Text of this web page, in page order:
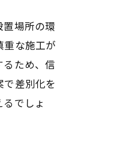
場所の環
重な施工が
ため、信
差別化を
でしょ